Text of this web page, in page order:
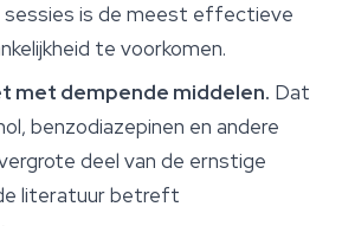
sessies is de meest effectieve
te voorkomen.
met dempende middelen. Dat
benzodiazepinen en andere
deel van de ernstige
literatuur betreft